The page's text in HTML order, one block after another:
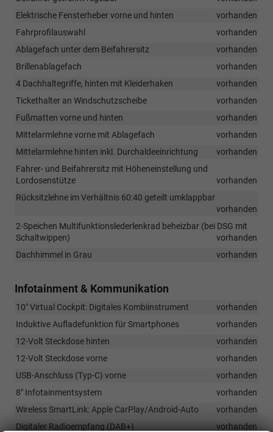
Elektrische Fensterheber vorne und hinten
vorhanden
Fahrprofilauswahl
vorhanden
Ablagefach unter dem Beifahrersitz
vorhanden
Brillenablagefach
vorhanden
4 Dachhaltegriffe, hinten mit Kleiderhaken
vorhanden
Tickethalter an Windschutzscheibe
vorhanden
Fußmatten vorne und hinten
vorhanden
Mittelarmlehne vorne mit Ablagefach
vorhanden
Mittelarmlehne hinten inkl. Durchaldeeinrichtung
vorhanden
Fahrer- und Beifahrersitz mit Höheneinstellung und
Lordosenstütze
vorhanden
Rücksitzlehne im Verhältnis 60:40 geteilt umklappbar
vorhanden
2-Speichen Multifunktionslederlenkrad beheizbar (bei DSG mit
Schaltwippen)
vorhanden
Dachhimmel in Grau
vorhanden
Infotainment & Kommunikation
10" Virtual Cockpit: Digitales Kombiinstrument
vorhanden
Induktive Aufladefunktion für Smartphones
vorhanden
12-Volt Steckdose hinten
vorhanden
12-Volt Steckdose vorne
vorhanden
USB-Anschluss (Typ-C) vorne
vorhanden
8" Infotainmentsystem
vorhanden
Wireless SmartLink: Apple CarPlay/Android-Auto
vorhanden
Digitaler Radioempfang (DAB+)
vorhanden